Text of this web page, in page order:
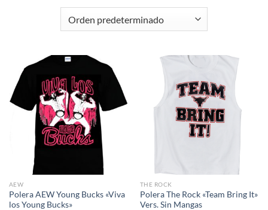
AEW
Polera AEW Young Bucks «Viva
los Young Bucks»
THE ROCK
Polera The Rock «Team Bring It»
Vers. Sin Mangas